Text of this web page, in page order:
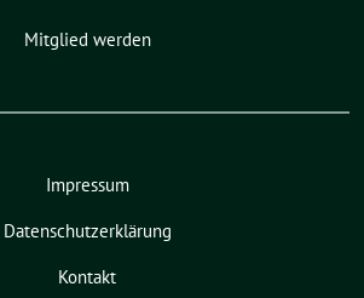
Mitglied werden
Impressum
Datenschutzerklärung
Kontakt